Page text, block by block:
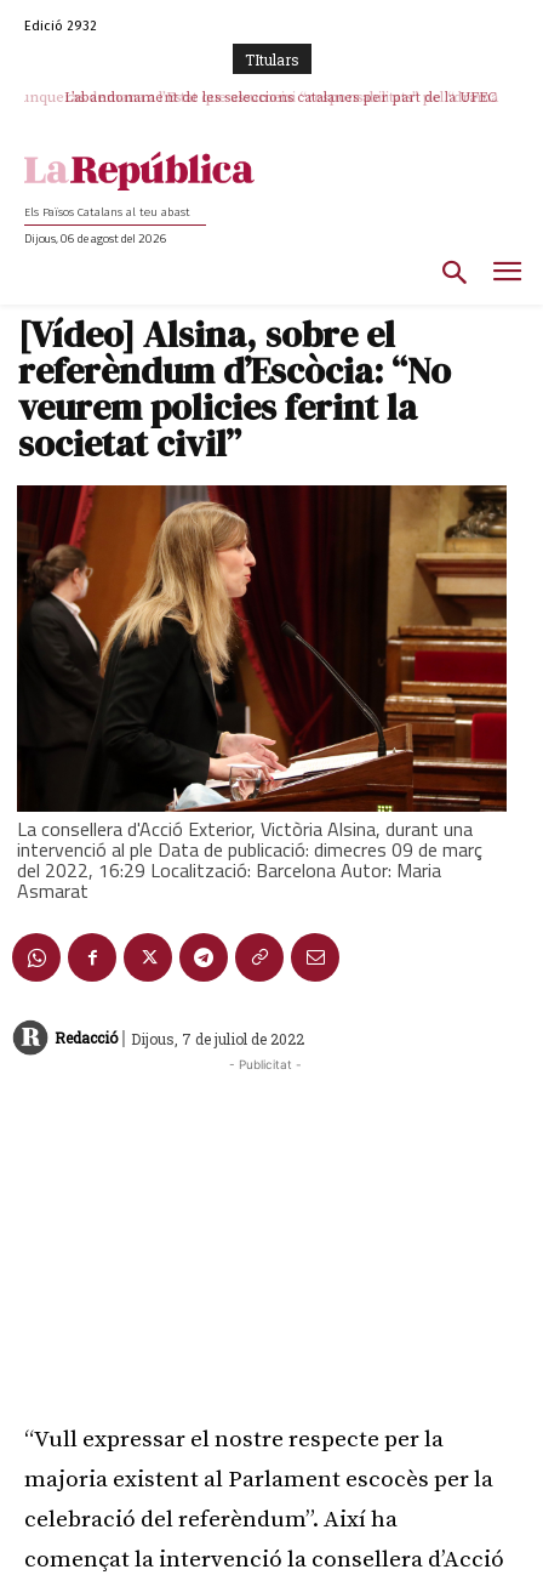
Edició 2932
TItulars
L’abandonament de les seleccions catalanes per part de la UFEC
Els Països Catalans al teu abast
Dijous, 06 de agost del 2026
[Vídeo] Alsina, sobre el
referèndum d’Escòcia: “No
veurem policies ferint la
societat civil”
La consellera d'Acció Exterior, Victòria Alsina, durant una
intervenció al ple Data de publicació: dimecres 09 de març
del 2022, 16:29 Localització: Barcelona Autor: Maria
Asmarat
Redacció | Dijous, 7 de juliol de 2022
- Publicitat -
“Vull expressar el nostre respecte per la
majoria existent al Parlament escocès per la
celebració del referèndum”. Així ha
començat la intervenció la consellera d’Acció